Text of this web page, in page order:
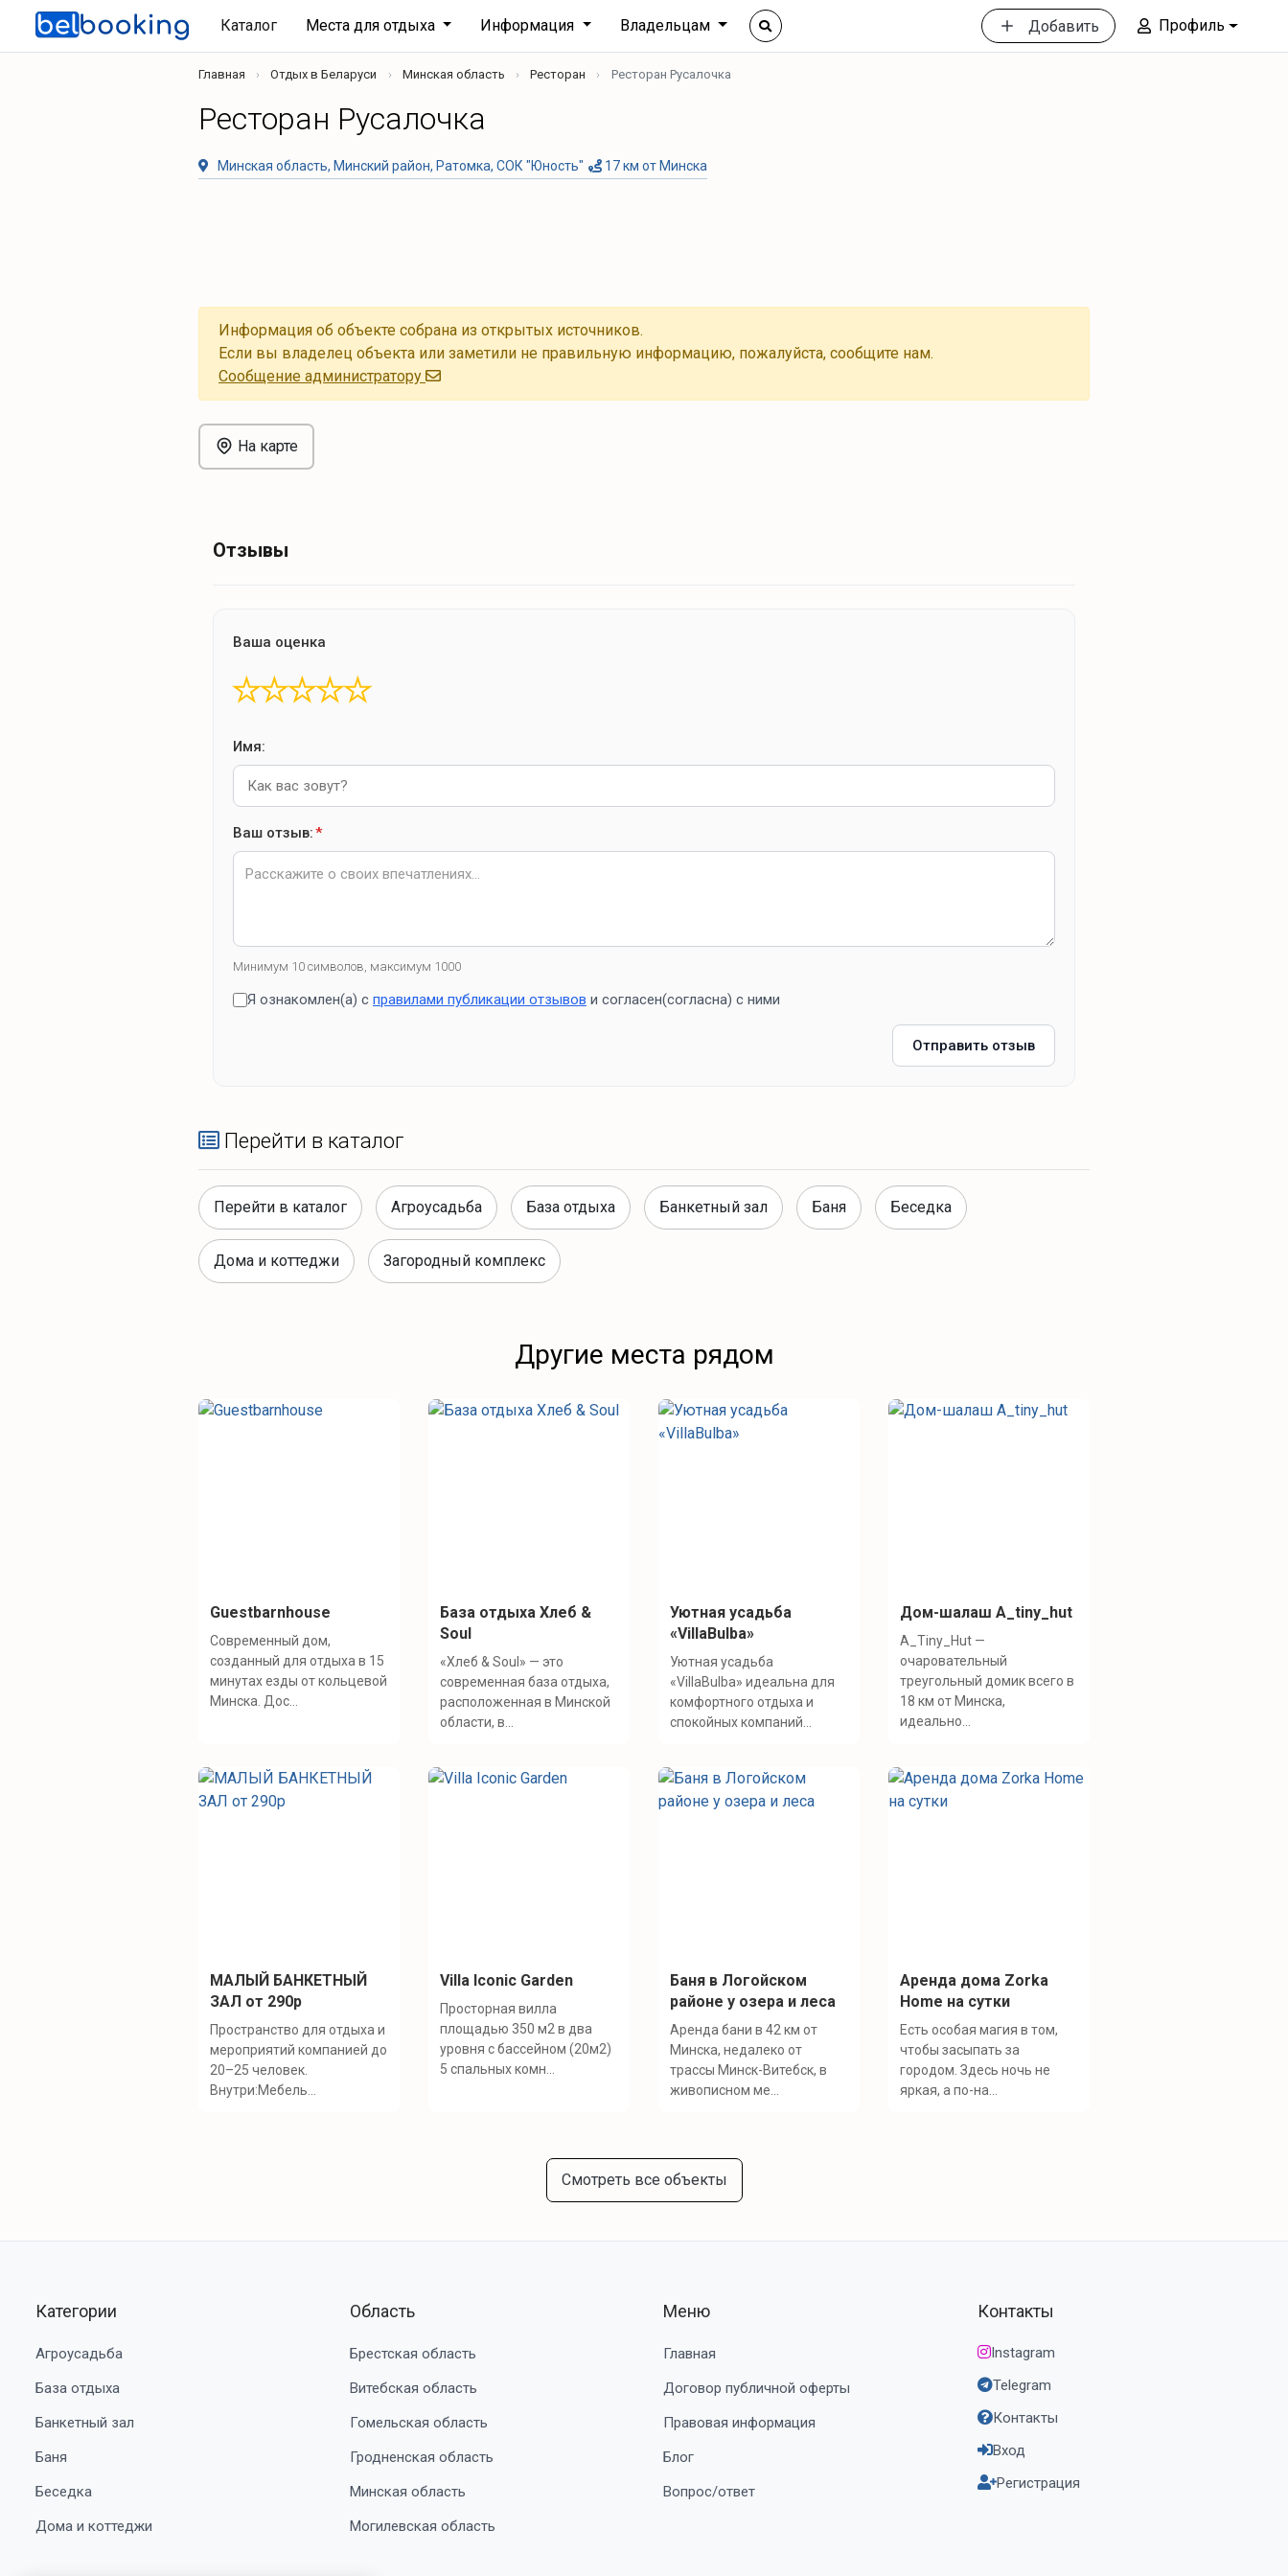
Каталог Места для отдыха Информация Владельцам Добавить Профиль
Главная Отдых в Беларуси Минская область Ресторан Ресторан Русалочка
Ресторан Русалочка
Минская область, Минский район, Ратомка, СОК "Юность" 17 км от Минска
Информация об объекте собрана из открытых источников.
Если вы владелец объекта или заметили не правильную информацию, пожалуйста, сообщите нам.
Cообщение администратору
На карте
Отзывы
Ваша оценка
★
★
★
★
★
Имя:
Ваш отзыв:*
Минимум 10 символов, максимум 1000
Я ознакомлен(а) с правилами публикации отзывов и согласен(согласна) с ними
Отправить отзыв
Перейти в каталог
Перейти в каталог Агроусадьба База отдыха Банкетный зал Баня Беседка
Дома и коттеджи Загородный комплекс
Другие места рядом
Guestbarnhouse
Современный дом,
созданный для отдыха в 15
минутах езды от кольцевой
Минска. Дос...
База отдыха Хлеб &
Soul
«Хлеб & Soul» — это
современная база отдыха,
расположенная в Минской
области, в...
Уютная усадьба
«VillaBulba»
Уютная усадьба
«VillaBulba» идеальна для
комфортного отдыха и
спокойных компаний...
Дом-шалаш A_tiny_hut
A_Tiny_Hut —
очаровательный
треугольный домик всего в
18 км от Минска,
идеально...
МАЛЫЙ БАНКЕТНЫЙ
ЗАЛ от 290р
Пространство для отдыха и
мероприятий компанией до
20–25 человек.
Внутри:Мебель...
Villa Iconic Garden
Просторная вилла
площадью 350 м2 в два
уровня с бассейном (20м2)
5 спальных комн...
Баня в Логойском
районе у озера и леса
Аренда бани в 42 км от
Минска, недалеко от
трассы Минск-Витебск, в
живописном ме...
Аренда дома Zorka
Home на сутки
Есть особая магия в том,
чтобы засыпать за
городом. Здесь ночь не
яркая, а по-на...
Смотреть все объекты
Категории
Агроусадьба
База отдыха
Банкетный зал
Баня
Беседка
Дома и коттеджи
Область
Брестская область
Витебская область
Гомельская область
Гродненская область
Минская область
Могилевская область
Меню
Главная
Договор публичной оферты
Правовая информация
Блог
Вопрос/ответ
Контакты
Instagram
Telegram
Контакты
Вход
Регистрация